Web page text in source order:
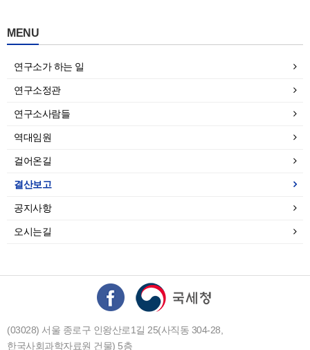
MENU
연구소가 하는 일
연구소정관
연구소사람들
역대임원
걸어온길
결산보고
공지사항
오시는길
(03028) 서울 종로구 인왕산로1길 25(사직동 304-28,
한국사회과학자료원 건물) 5층